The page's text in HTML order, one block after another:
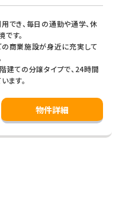
でき、毎日の通勤や通学、休
す。
商業施設が身近に充実して
ての分譲タイプで、24時間
ます。
物件詳細